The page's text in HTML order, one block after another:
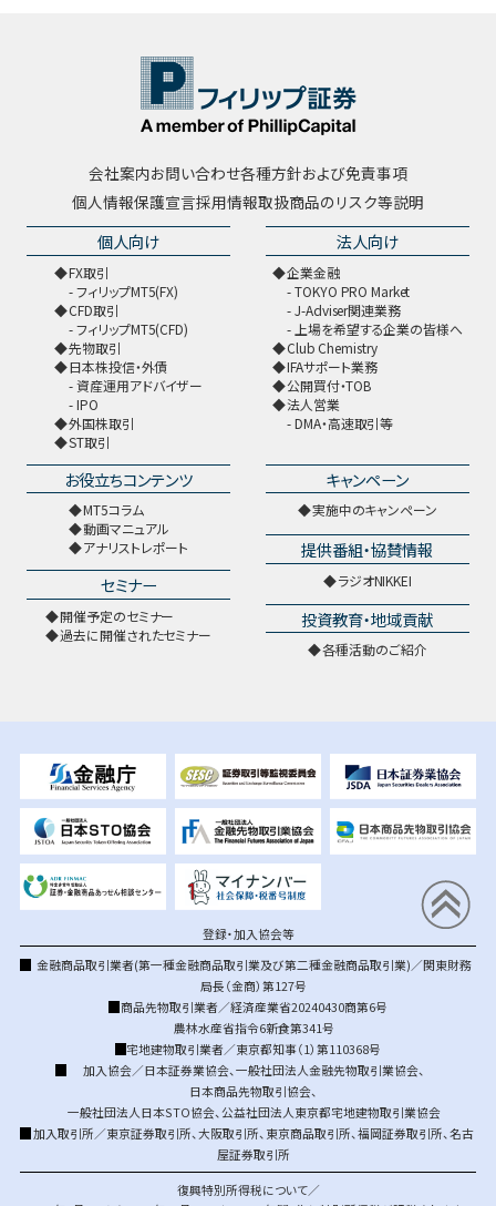
会社案内お問い合わせ各種方針および免責事項
個人情報保護宣言採用情報取扱商品のリスク等説明
個人向け
FX取引
フィリップMT5(FX)
CFD取引
フィリップMT5(CFD)
先物取引
日本株投信・外債
資産運用アドバイザー
IPO
外国株取引
ST取引
法人向け
企業金融
TOKYO PRO Market
J-Adviser関連業務
上場を希望する企業の皆様へ
Club Chemistry
IFAサポート業務
公開買付・TOB
法人営業
DMA・高速取引等
お役立ちコンテンツ
MT5コラム
動画マニュアル
アナリストレポート
セミナー
開催予定のセミナー
過去に開催されたセミナー
キャンペーン
実施中のキャンペーン
提供番組・協賛情報
ラジオNIKKEI
投資教育・地域貢献
各種活動のご紹介
登録・加入協会等
金融商品取引業者(第一種金融商品取引業及び第二種金融商品取引業)／関東財務
局長（金商）第127号
商品先物取引業者／経済産業省20240430商第6号
農林水産省指令6新食第341号
宅地建物取引業者／東京都知事（1）第110368号
加入協会／日本証券業協会、 一般社団法人金融先物取引業協会、
日本商品先物取引協会、
一般社団法人日本STO協会、 公益社団法人東京都宅地建物取引業協会
加入取引所／東京証券取引所、大阪取引所、 東京商品取引所、福岡証券取引所、名古
屋証券取引所
復興特別所得税について／